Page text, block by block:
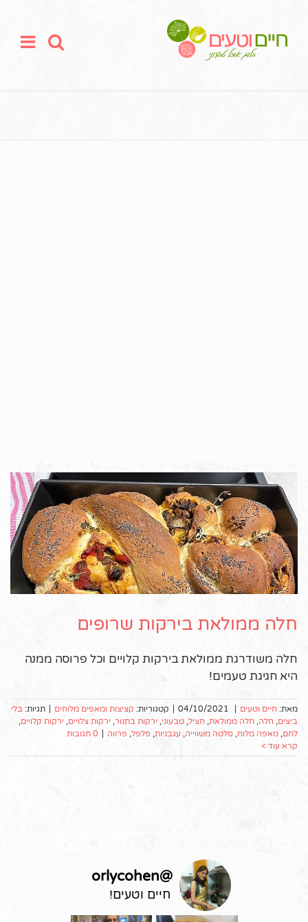
חלה ממולאת בירקות שרופים
חלה משודרגת ממולאת בירקות קלויים וכל פרוסה ממנה
היא חגיגת טעמים!
מאת: חיים וטעים 04/10/2021 קטגוריות: קציצות ומאפים מלוחים תגיות: בלי
ביצים, חלה, חלה ממולאת, חציל, טבעוני, ירקות בתנור, ירקות צלויים, ירקות קלויים,
לחם, מאפה מלוח, סלטה משווייה, עגבניות, פלפל, פרווה
0 תגובות
קרא עוד >
@
orlycohen
חיים וטעים!